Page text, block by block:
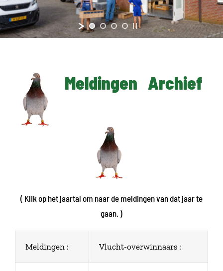
Meldingen Archief
( Klik op het jaartal om naar de meldingen van dat jaar te
gaan. )
Meldingen : Vlucht-overwinnaars :